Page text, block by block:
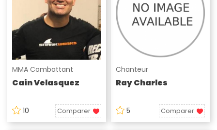
MMA Combattant
Cain Velasquez
10 Comparer
Chanteur
Ray Charles
5 Comparer